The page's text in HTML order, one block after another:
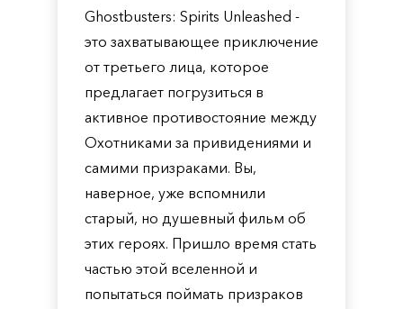
Ghostbusters: Spirits Unleashed -
это захватывающее приключение
от третьего лица, которое
предлагает погрузиться в
активное противостояние между
Охотниками за привидениями и
самими призраками. Вы,
наверное, уже вспомнили
старый, но душевный фильм об
этих героях. Пришло время стать
частью этой вселенной и
попытаться поймать призраков